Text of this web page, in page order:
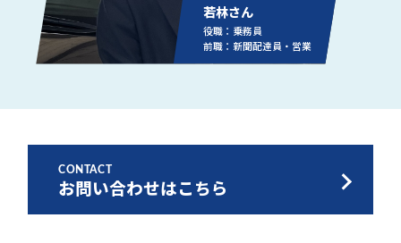
若林さん
役職：乗務員
前職：新聞配達員・営業
CONTACT
お問い合わせはこちら